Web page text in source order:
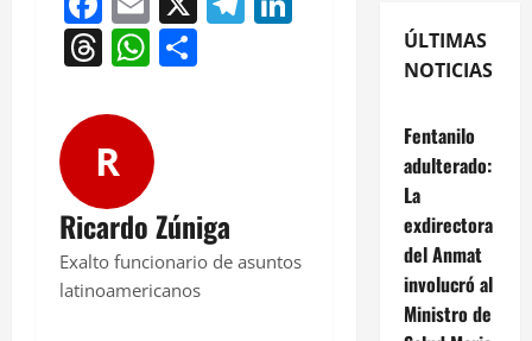
Threads
WhatsApp
R
Ricardo Zúniga
Exalto funcionario de asuntos
latinoamericanos
ÚLTIMAS
NOTICIAS
Fentanilo
adulterado:
La
exdirectora
del Anmat
involucró al
Ministro de